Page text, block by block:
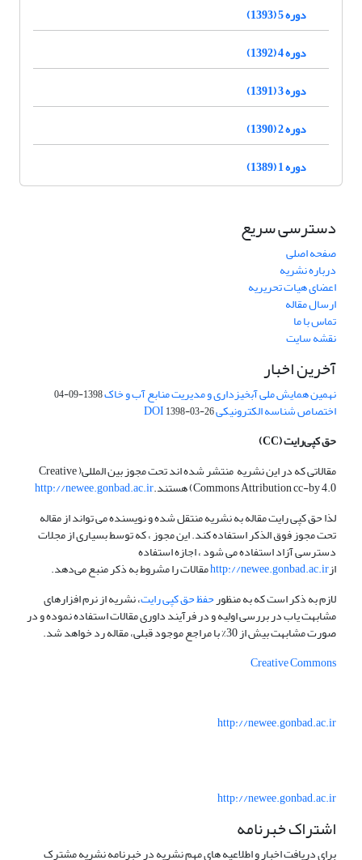
دوره 5 (1393)
دوره 4 (1392)
دوره 3 (1391)
دوره 2 (1390)
دوره 1 (1389)
دسترسی سریع
صفحه اصلی
درباره نشریه
اعضای هیات تحریریه
ارسال مقاله
تماس با ما
نقشه سایت
آخرین اخبار
نهمین همایش ملی آبخیزداری و مدیریت منابع آب و خاک1398-09-04
اختصاص شناسه الکترونیکی DOI1398-03-26
حق کپی‌رایت(CC)
مقالاتی که در این نشریه منتشر شده اند تحت مجوز بین المللی( Creative
Commons Attribution cc-by 4.0) هستند.
http://newee.gonbad.ac.ir
لذا حق کپی رایت مقاله به نشریه منتقل شده و نویسنده می تواند از مقاله
تحت مجوز فوق الذکر استفاده کند. این مجوز ، که توسط بسیاری از مجلات
دسترسی آزاد استفاده می شود ، اجازه استفاده
ازhttp://newee.gonbad.ac.irمقالات را مشروط به ذکر منبع می‌دهد.
لازم به ذکر است که به منظورحفظ حق کپی رایت، نشریه از نرم افزارهای
مشابهت یاب در بررسی اولیه و در فرآیند داوری مقالات استفاده نموده و در
صورت مشابهت بیش از 30% با مراجع موجود قبلی، مقاله رد خواهد شد.
Creative Commons
http://newee.gonbad.ac.ir
http://newee.gonbad.ac.ir
اشتراک خبرنامه
برای دریافت اخبار و اطلاعیه های مهم نشریه در خبرنامه نشریه مشترک